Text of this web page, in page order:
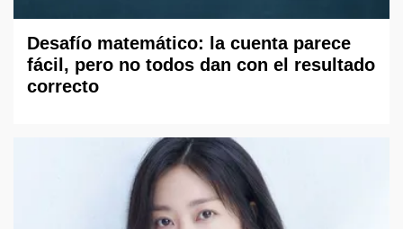
Desafío matemático: la cuenta parece
fácil, pero no todos dan con el resultado
correcto